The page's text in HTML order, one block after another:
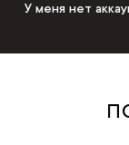
У меня нет